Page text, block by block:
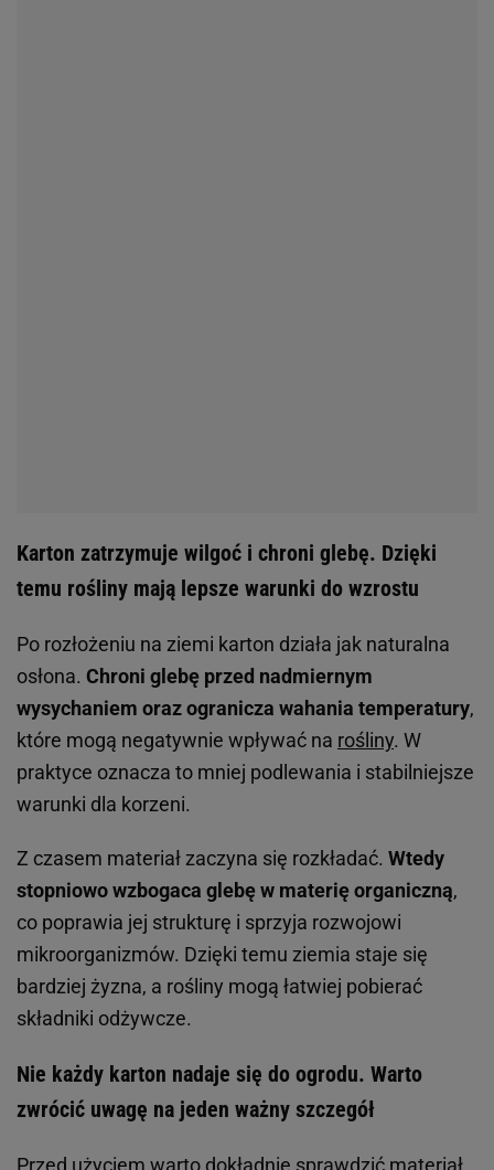
Karton zatrzymuje wilgoć i chroni glebę. Dzięki
temu rośliny mają lepsze warunki do wzrostu
Po rozłożeniu na ziemi karton działa jak naturalna
osłona. Chroni glebę przed nadmiernym
wysychaniem oraz ogranicza wahania temperatury,
które mogą negatywnie wpływać na rośliny. W
praktyce oznacza to mniej podlewania i stabilniejsze
warunki dla korzeni.
Z czasem materiał zaczyna się rozkładać. Wtedy
stopniowo wzbogaca glebę w materię organiczną,
co poprawia jej strukturę i sprzyja rozwojowi
mikroorganizmów. Dzięki temu ziemia staje się
bardziej żyzna, a rośliny mogą łatwiej pobierać
składniki odżywcze.
Nie każdy karton nadaje się do ogrodu. Warto
zwrócić uwagę na jeden ważny szczegół
Przed użyciem warto dokładnie sprawdzić materiał.